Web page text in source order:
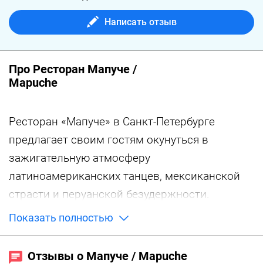
Написать отзыв
Про Ресторан Мапуче /
Mapuche
Ресторан «Мапуче» в Санкт-Петербурге
предлагает своим гостям окунуться в
зажигательную атмосферу
латиноамериканских танцев, мексиканской
страсти и перуанской безудержности.
Этнические мотивы в интерьере,
же, традиционная латиноамериканская кухня
в самых необычных интерпретациях – все это
Показать полностью
Отзывы о Мапуче / Mapuche